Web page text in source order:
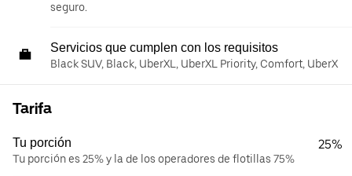
seguro.
Servicios que cumplen con los requisitos
Black SUV, Black, UberXL, UberXL Priority, Comfort, UberX
Tarifa
Tu porción
Tu porción es 25% y la de los operadores de flotillas 75%
25%